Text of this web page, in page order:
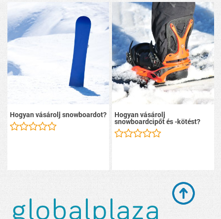
Hogyan vásárolj snowboardot? Hogyan vásárolj
snowboardcipőt és -kötést?